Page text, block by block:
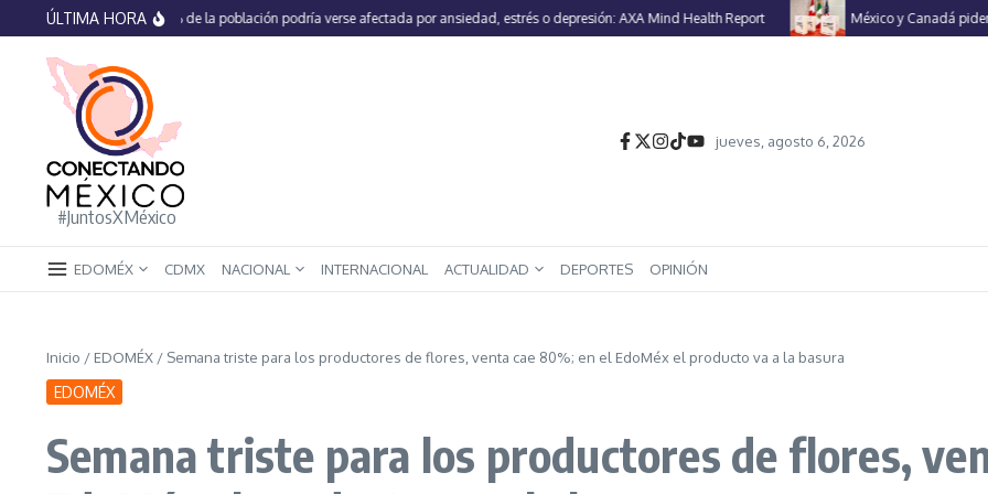
Saltar al contenido
ÚLTIMA HORA
En México 66% de la población podría verse afectada por ansiedad, estrés o depresión: AXA Mind Health Report México y Canadá piden a EU
#JuntosXMéxico
jueves, agosto 6, 2026
EDOMÉX CDMX NACIONAL INTERNACIONAL ACTUALIDAD DEPORTES OPINIÓN
Inicio / EDOMÉX / Semana triste para los productores de flores, venta cae 80%; en el EdoMéx el producto va a la basura
EDOMÉX
Semana triste para los productores de flores,